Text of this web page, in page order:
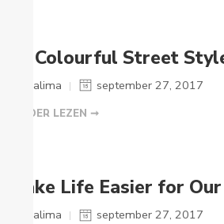
19 Colourful Street
Salima september 27, 2017
VERDER LEZEN ➞
Make Life Easier for
Salima september 27, 2017